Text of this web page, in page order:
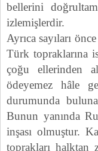
bellerini
izlemişlerdir.
Ayrıca sayıları
Türk topraklarına
çoğu ellerinden
ödeyemez hâle
durumunda
Bunun yanında
inşası olmuştur.
toprakları halktan